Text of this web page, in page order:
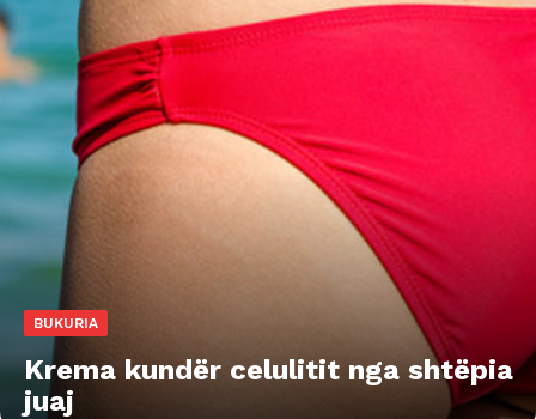
BUKURIA
Krema kundër celulitit nga shtëpia
juaj